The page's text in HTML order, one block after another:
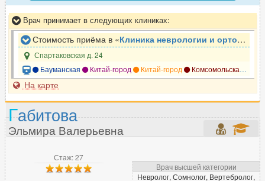
К
Кардиолог 607
Кинезиолог
Колопроктолог 164
Косметолог 925
Косметолог-дерматолог
Лазерный хирург 51
Врач принимает в следующих клиниках:
Стоимость приёма в «Клиника неврологии и ортопедии Премиум ЗдравКлиник
Спартаковская д. 24
Бауманская
Китай-город Китай-город Комсомольская
На карте
Стаж: 27
Врач высшей категории
Невролог, Сомнолог, Вертебролог,
Габитова
Эльмира Валерьевна